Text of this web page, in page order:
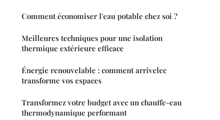
Comment économiser l'eau potable chez soi ?
Meilleures techniques pour une isolation
thermique extérieure efficace
Énergie renouvelable : comment arrivelec
transforme vos espaces
Transformez votre budget avec un chauffe-eau
thermodynamique performant